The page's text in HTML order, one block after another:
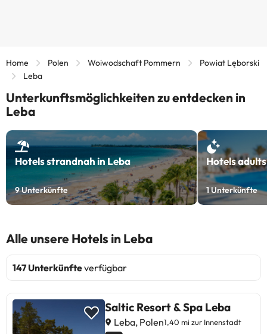
Home Polen Woiwodschaft Pommern
Powiat Lęborski
Leba
Unterkunftsmöglichkeiten zu entdecken in
Leba
Hotels strandnah in Leba
9Unterkünfte
Hotels
1Unterkünfte
Alle unsere Hotels in Leba
147 Unterkünfteverfügbar
Saltic Resort & Spa Leba
Leba, Polen1,40 mi zur Innenstadt